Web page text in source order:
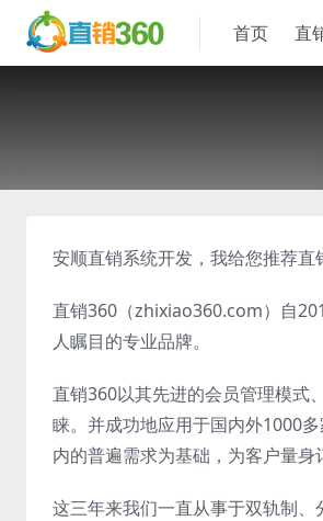
首页 直
安顺直销系统开发，我给您推荐直
直销360（zhixiao360.com）自
人瞩目的专业品牌。
直销360以其先进的会员管理模式
睐。并成功地应用于国内外1000
内的普遍需求为基础，为客户量身
这三年来我们一直从事于双轨制、